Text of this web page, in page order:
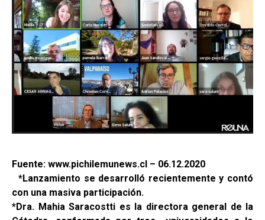
Fuente: www.pichilemunews.cl – 06.12.2020
*Lanzamiento se desarrolló recientemente y contó
con una masiva participación.
*Dra. Mahia Saracostti es la directora general de la